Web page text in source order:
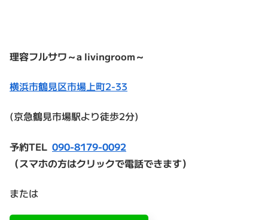
理容フルサワ～a livingroom～
横浜市鶴見区市場上町2-33
(京急鶴見市場駅より徒歩2分)
予約TEL 090-8179-0092
（スマホの方はクリックで電話できます）
または